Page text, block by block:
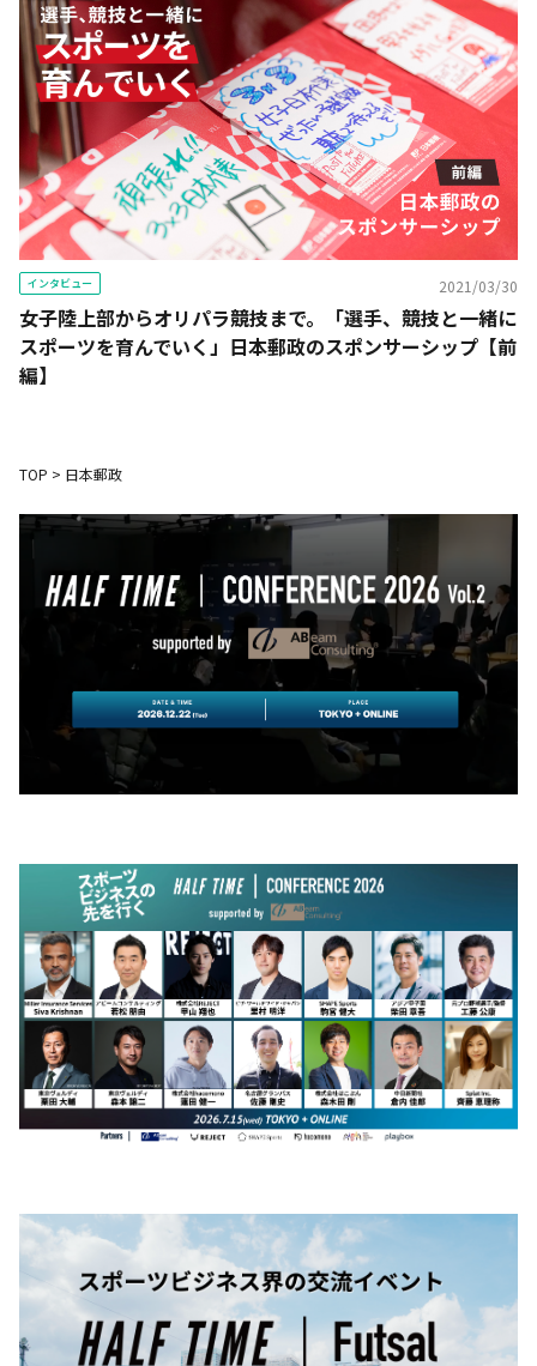
インタビュー 2021/03/30
女子陸上部からオリパラ競技まで。「選手、競技と一緒に
スポーツを育んでいく」日本郵政のスポンサーシップ【前
編】
TOP > 日本郵政